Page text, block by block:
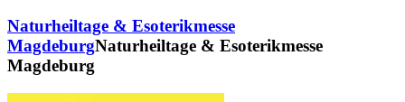
Naturheiltage & Esoterikmesse
MagdeburgNaturheiltage & Esoterikmesse
Magdeburg